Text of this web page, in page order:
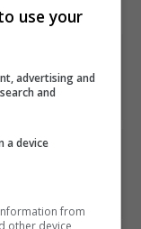
em vídeo na
use your
advertising and
and
a device
from
other device